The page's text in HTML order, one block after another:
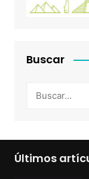
Buscar
Últimos